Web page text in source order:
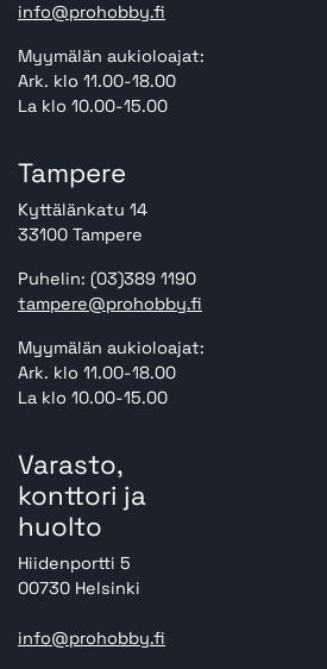
info@prohobby.fi
Myymälän aukioloajat:
Ark. klo 11.00-18.00
La klo 10.00-15.00
Tampere
Kyttälänkatu 14
33100 Tampere
Puhelin: (03)389 1190
tampere@prohobby.fi
Myymälän aukioloajat:
Ark. klo 11.00-18.00
La klo 10.00-15.00
Varasto,
konttori ja
huolto
Hiidenportti 5
00730 Helsinki
info@prohobby.fi